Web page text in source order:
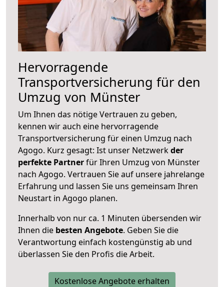
Hervorragende
Transportversicherung für den
Umzug von Münster
Um Ihnen das nötige Vertrauen zu geben,
kennen wir auch eine hervorragende
Transportversicherung für einen Umzug nach
Agogo. Kurz gesagt: Ist unser Netzwerkder
perfekte Partnerfür Ihren Umzug von Münster
nach Agogo. Vertrauen Sie auf unsere jahrelange
Erfahrung und lassen Sie uns gemeinsam Ihren
Neustart in Agogo planen.
Innerhalb von nur ca. 1 Minuten übersenden wir
Ihnen die besten Angebote. Geben Sie die
Verantwortung einfach kostengünstig ab und
überlassen Sie den Profis die Arbeit.
Kostenlose Angebote erhalten